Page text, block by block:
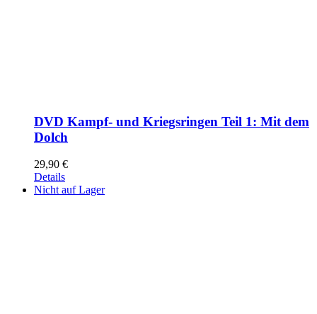
DVD Kampf- und Kriegsringen Teil 1: Mit dem
Dolch
29,90 €
Details
Nicht auf Lager